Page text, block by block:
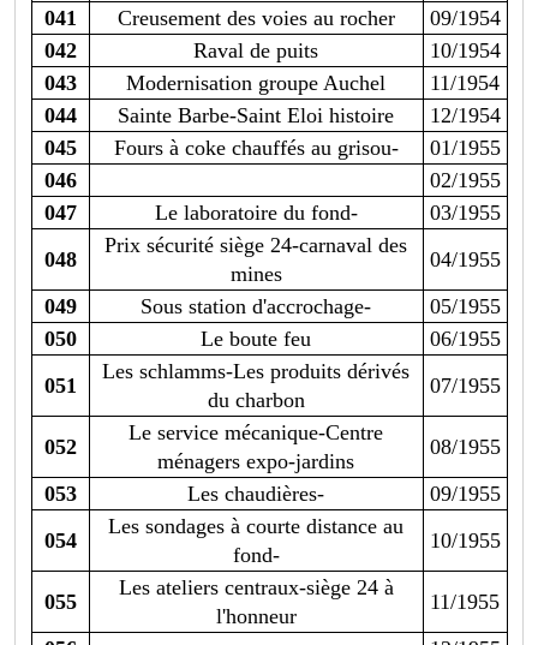
041
Creusement des voies au rocher
09/1954
042
Raval de puits
10/1954
043
Modernisation groupe Auchel
11/1954
044
Sainte Barbe-Saint Eloi histoire
12/1954
045
Fours à coke chauffés au grisou-
01/1955
046
02/1955
047
Le laboratoire du fond-
03/1955
048
Prix sécurité siège 24-carnaval des
mines
04/1955
049
Sous station d'accrochage-
05/1955
050
Le boute feu
06/1955
051
Les schlamms-Les produits dérivés
du charbon
07/1955
052
Le service mécanique-Centre
ménagers expo-jardins
08/1955
053
Les chaudières-
09/1955
054
Les sondages à courte distance au
fond-
10/1955
055
Les ateliers centraux-siège 24 à
l'honneur
11/1955